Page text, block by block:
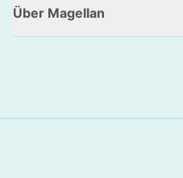
Über Magellan